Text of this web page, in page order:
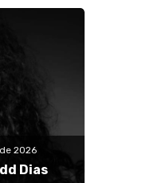
2026
Dias